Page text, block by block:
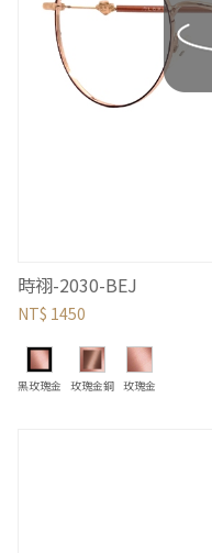
時祤-2030-BEJ
NT$ 1450
黑玫瑰金 玫瑰金銅 玫瑰金